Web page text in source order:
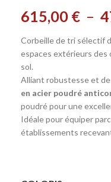
615,00 € –
Corbeille de tri sélectif
espaces extérieurs des
sol.
Alliant robustesse et
en acier poudré
poudré pour une
Idéale pour équiper
établissements